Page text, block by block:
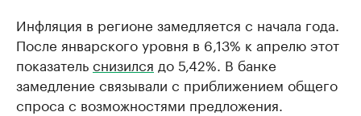
Инфляция в регионе замедляется с начала года.
После январского уровня в 6,13% к апрелю этот
показательснизился до 5,42%. В банке
замедление связывали с приближением общего
спроса с возможностями предложения.